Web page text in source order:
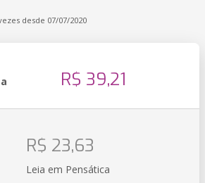
desde 07/07/2020
R$ 39,21
R$ 23,63
Leia em Pensática